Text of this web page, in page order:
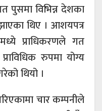
पुसमा विभिन्न देशका
थिए । आशयपत्र
प्राधिकरणले गत
रुपमा योग्य
थियो ।
चार कम्पनीले